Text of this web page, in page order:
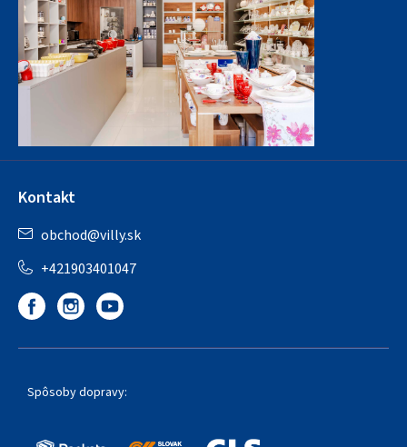
Kontakt
obchod@villy.sk
+421903401047
Spôsoby dopravy: